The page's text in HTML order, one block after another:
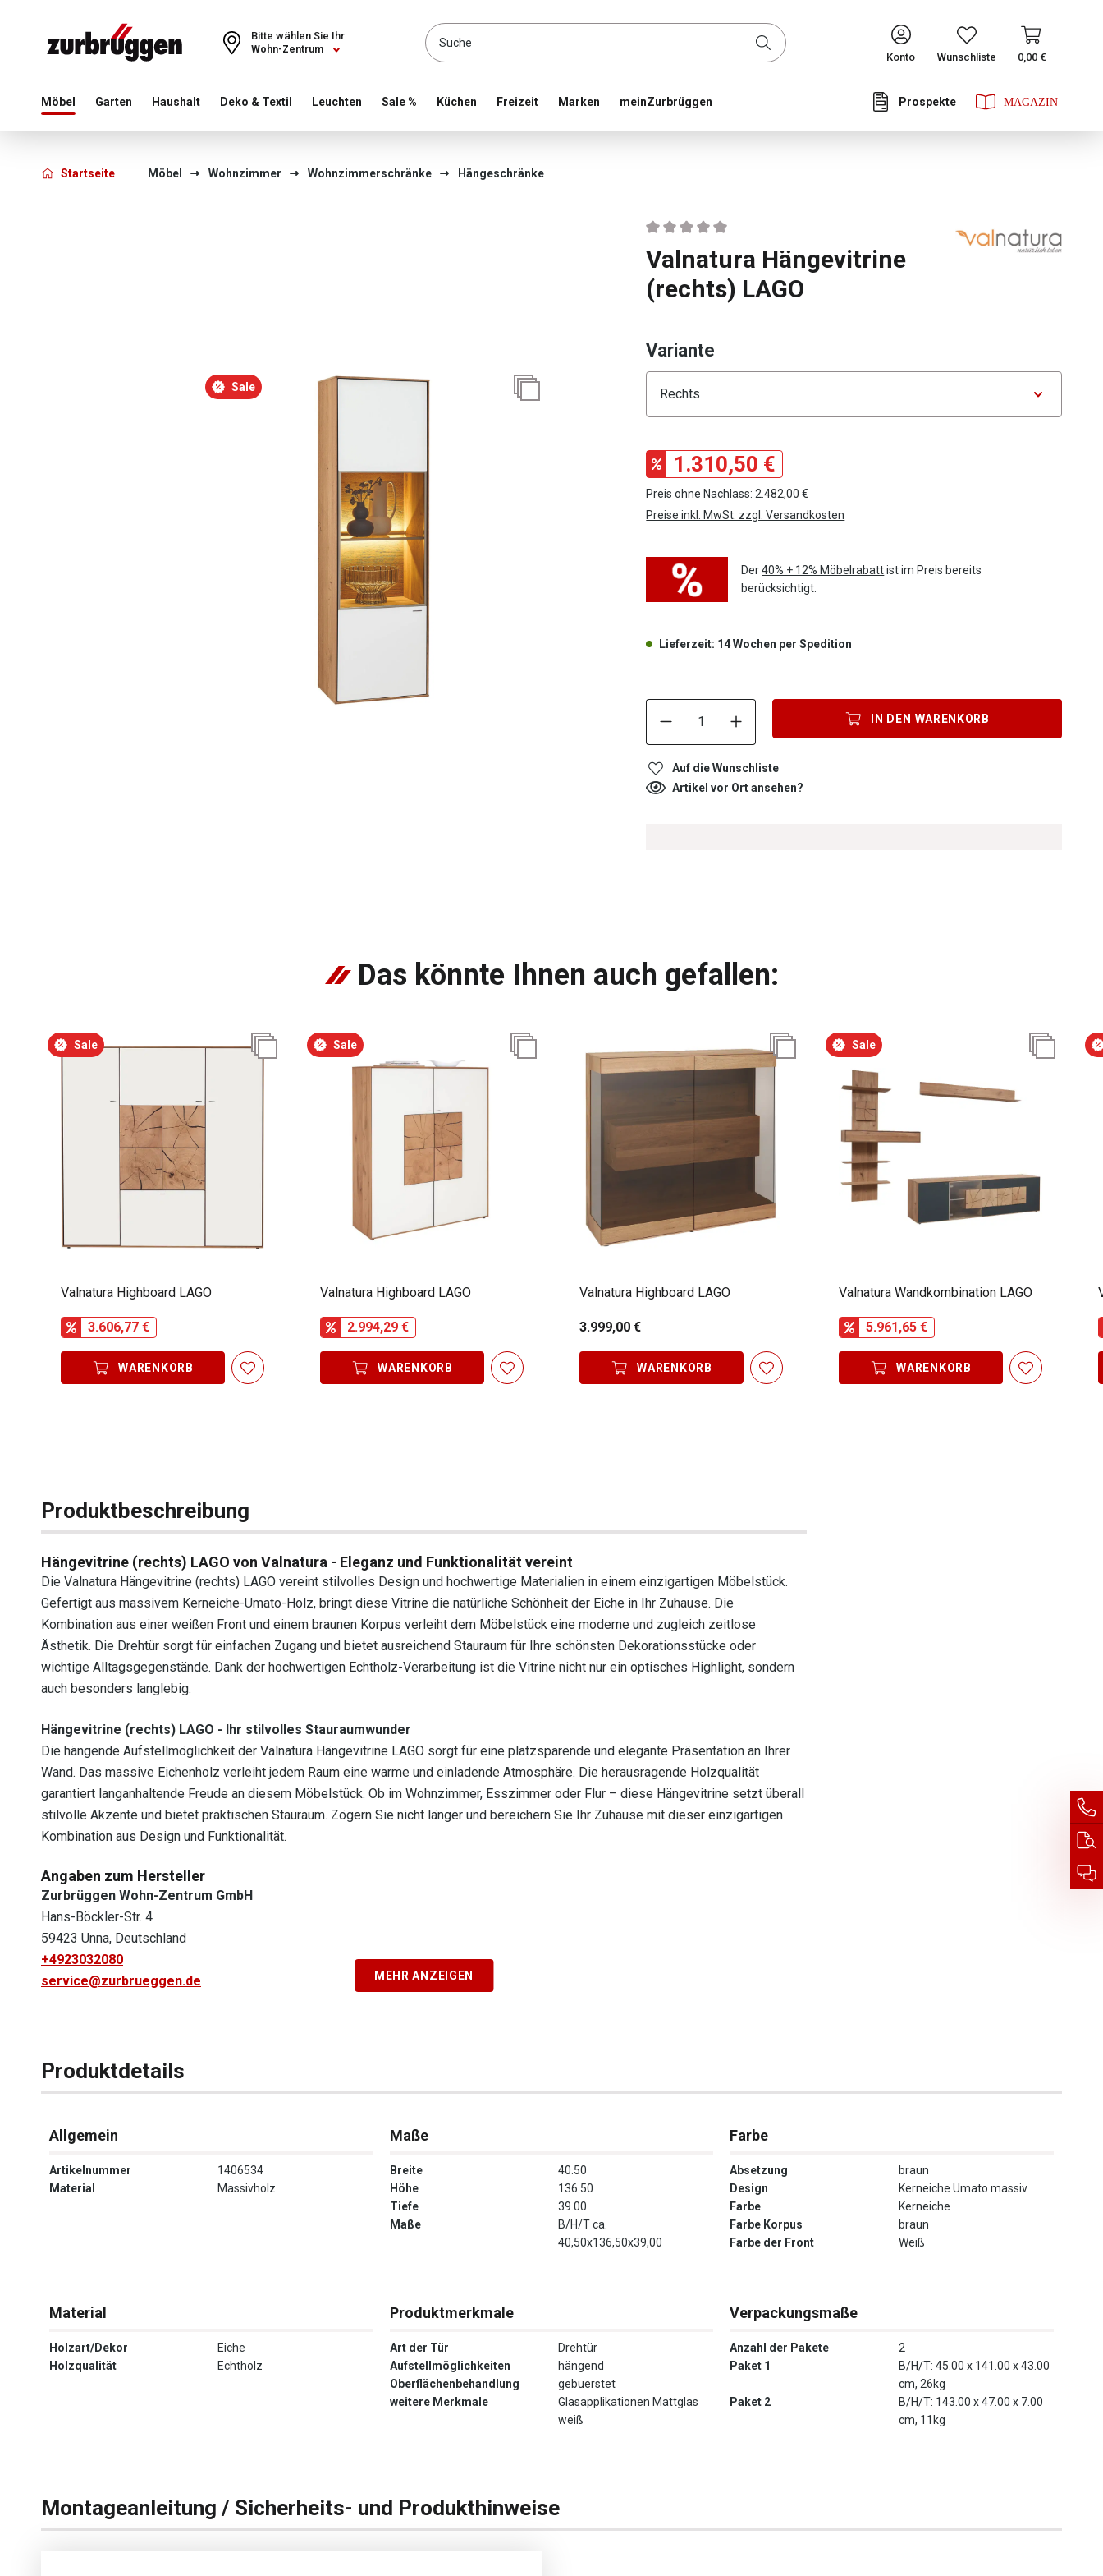
Choose a different country or region to see content for your location and shop online CONTINUE
Wohn-Zentrum
Bitte wählen Sie Ihr
Konto
Wunschliste 0,00 €
Möbel Garten Haushalt Deko & Textil Leuchten Sale % Küchen Freizeit Prospekte
Marken meinZurbrüggen
Startseite Möbel Wohnzimmer Wohnzimmerschränke Hängeschränke
Sale
Durchschnittliche Bewertung von 0 von 5 Sternen
Valnatura Hängevitrine
(rechts) LAGO
Variante
Konfigurator Variante
1.310,50 €
Preis ohne Nachlass: 2.482,00 €
Preise inkl. MwSt. zzgl. Versandkosten
Der40% + 12% Möbelrabattist im Preis bereits
berücksichtigt.
Lieferzeit: 14 Wochen per Spedition
Produkt Anzahl: Gib den gewünschten Wert ein oder benutze die
IN DEN WARENKORB
Auf die Wunschliste
Artikel vor Ort ansehen?
Das könnte Ihnen auch gefallen:
Sale
Valnatura Highboard LAGO
3.606,77 €
WARENKORB
Sale
Valnatura Highboard LAGO
2.994,29 €
WARENKORB
Valnatura Highboard LAGO
3.999,00 €
WARENKORB
Sale
Valnatura Wandkombination LAGO
5.961,65 €
WARENKORB
Produktbeschreibung
Hängevitrine (rechts) LAGO von Valnatura - Eleganz und Funktionalität vereint
Die Valnatura Hängevitrine (rechts) LAGO vereint stilvolles Design und hochwertige Materialien in einem einzigartigen Möbelstück.
Gefertigt aus massivem Kerneiche-Umato-Holz, bringt diese Vitrine die natürliche Schönheit der Eiche in Ihr Zuhause. Die
Kombination aus einer weißen Front und einem braunen Korpus verleiht dem Möbelstück eine moderne und zugleich zeitlose
Ästhetik. Die Drehtür sorgt für einfachen Zugang und bietet ausreichend Stauraum für Ihre schönsten Dekorationsstücke oder
wichtige Alltagsgegenstände. Dank der hochwertigen Echtholz-Verarbeitung ist die Vitrine nicht nur ein optisches Highlight, sondern
auch besonders langlebig.
Hängevitrine (rechts) LAGO - Ihr stilvolles Stauraumwunder
Die hängende Aufstellmöglichkeit der Valnatura Hängevitrine LAGO sorgt für eine platzsparende und elegante Präsentation an Ihrer
Wand. Das massive Eichenholz verleiht jedem Raum eine warme und einladende Atmosphäre. Die herausragende Holzqualität
garantiert langanhaltende Freude an diesem Möbelstück. Ob im Wohnzimmer, Esszimmer oder Flur – diese Hängevitrine setzt überall
stilvolle Akzente und bietet praktischen Stauraum. Zögern Sie nicht länger und bereichern Sie Ihr Zuhause mit dieser einzigartigen
Kombination aus Design und Funktionalität.
Angaben zum Hersteller
Zurbrüggen Wohn-Zentrum GmbH
Hans-Böckler-Str. 4
59423 Unna, Deutschland
+4923032080
service@zurbrueggen.de
MEHR ANZEIGEN
Produktdetails
Allgemein
Artikelnummer
1406534
Material
Massivholz
Maße
Breite
40.50
Höhe
136.50
Tiefe
39.00
Maße
B/H/T ca.
40,50x136,50x39,00
Farbe
Absetzung
braun
Design
Kerneiche Umato massiv
Farbe
Kerneiche
Farbe Korpus
braun
Farbe der Front
Weiß
Material
Holzart/Dekor
Eiche
Holzqualität
Echtholz
Produktmerkmale
Art der Tür
Drehtür
Aufstellmöglichkeiten
hängend
Oberflächenbehandlung
gebuerstet
weitere Merkmale
Glasapplikationen Mattglas
weiß
Verpackungsmaße
Anzahl der Pakete
2
Paket 1
B/H/T: 45.00 x 141.00 x 43.00
cm, 26kg
Paket 2
B/H/T: 143.00 x 47.00 x 7.00
cm, 11kg
Montageanleitung / Sicherheits- und Produkthinweise